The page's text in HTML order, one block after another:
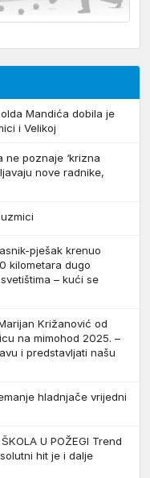
Mandića dobila je
i Velikoj
ne poznaje ‘krizna
nove radnike,
pješak krenuo
kilometara dugo
– kući se
Križanović od
na mimohod 2025. –
i predstavljati našu
hladnjače vrijedni
ŠKOLA U POŽEGI Trend
hit je i dalje